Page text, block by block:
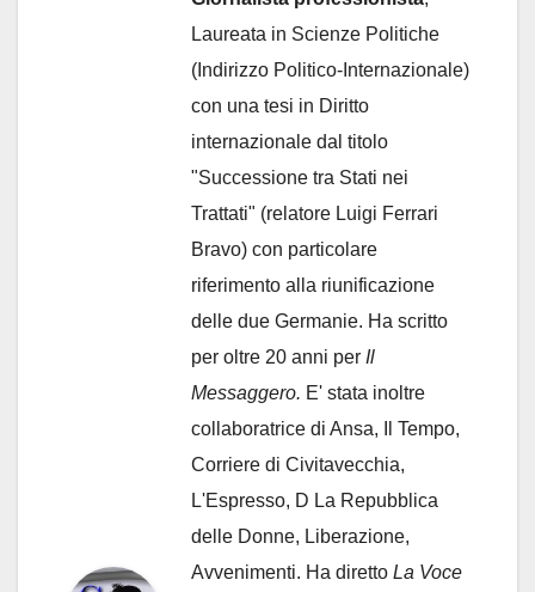
Laureata in Scienze Politiche
(Indirizzo Politico-Internazionale)
con una tesi in Diritto
internazionale dal titolo
"Successione tra Stati nei
Trattati" (relatore Luigi Ferrari
Bravo) con particolare
riferimento alla riunificazione
delle due Germanie. Ha scritto
per oltre 20 anni per Il
Messaggero. E' stata inoltre
collaboratrice di Ansa, Il Tempo,
Corriere di Civitavecchia,
L'Espresso, D La Repubblica
delle Donne, Liberazione,
Avvenimenti. Ha diretto La Voce